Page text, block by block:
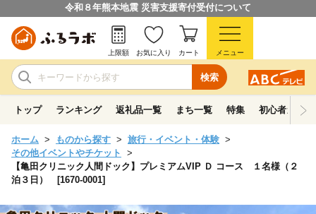
令和８年熊本地震 災害支援寄付受付について
検索
上限額 お気に入り カート メニュー
トップ ランキング 返礼品一覧 まち一覧 特集 初心者ガイド
ホーム ものから探す
旅行・イベント・体験
その他イベントやチケット
【亀田クリニック人間ドック】プレミアムVIP Ｄ コース １名様（２
泊３日） [1670-0001]